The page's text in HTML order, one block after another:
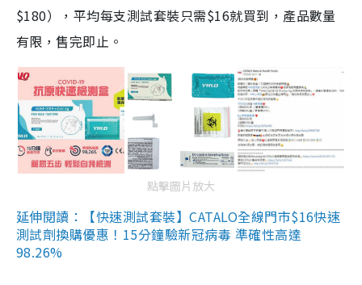
$180），平均每支測試套裝只需$16就買到，產品數量
有限，售完即止。
點擊圖片放大
延伸閱讀：【快速測試套裝】CATALO全線門市$16快速
測試劑換購優惠！15分鐘驗新冠病毒 準確性高達
98.26%